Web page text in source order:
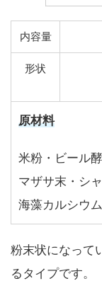
内容量
形状
原材料
米粉・ビール
マザサ末・シ
海藻カルシウム
粉末状になって
るタイプです。